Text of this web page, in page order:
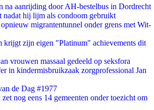
na aanrijding door AH-bestelbus in Dordrecht
nadat hij lijm als condoom gebruikt
migrantentunnel onder grens met Wit-
zijn eigen "Platinum" achievements dit
vrouwen massaal gedeeld op seksfora
in kindermisbruikzaak zorgprofessional Jan
de Dag #1977
nog eens 14 gemeenten onder toezicht om